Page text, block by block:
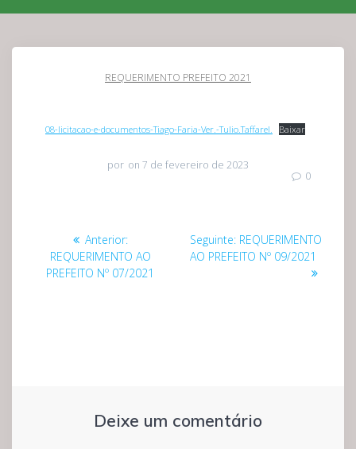
REQUERIMENTO PREFEITO 2021
08-licitacao-e-documentos-Tiago-Faria-Ver.-Tulio.Taffarel. Baixar
por on 7 de fevereiro de 2023
0
Navegação
Anterior:Post
anterior:
REQUERIMENTO AO
PREFEITO Nº 07/2021
Seguinte: Post
seguinte:
REQUERIMENTO
AO PREFEITO Nº 09/2021
Deixe um comentário